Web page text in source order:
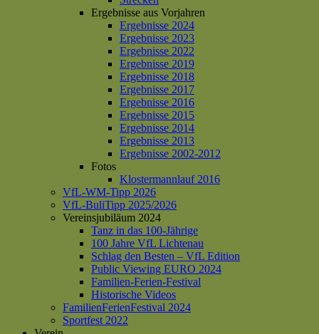
Ergebnisse aus Vorjahren
Ergebnisse 2024
Ergebnisse 2023
Ergebnisse 2022
Ergebnisse 2019
Ergebnisse 2018
Ergebnisse 2017
Ergebnisse 2016
Ergebnisse 2015
Ergebnisse 2014
Ergebnisse 2013
Ergebnisse 2002-2012
Fotos
Klostermannlauf 2016
VfL-WM-Tipp 2026
VfL-BuliTipp 2025/2026
Vereinsjubiläum 2024
Tanz in das 100-Jährige
100 Jahre VfL Lichtenau
Schlag den Besten – VfL Edition
Public Viewing EURO 2024
Familien-Ferien-Festival
Historische Videos
FamilienFerienFestival 2024
Sportfest 2022